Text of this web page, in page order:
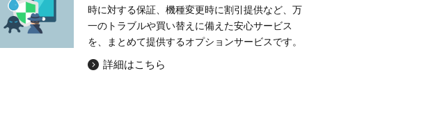
時に対する保証、機種変更時に割引提供など、万
一のトラブルや買い替えに備えた安心サービス
を、まとめて提供するオプションサービスです。
詳細はこちら